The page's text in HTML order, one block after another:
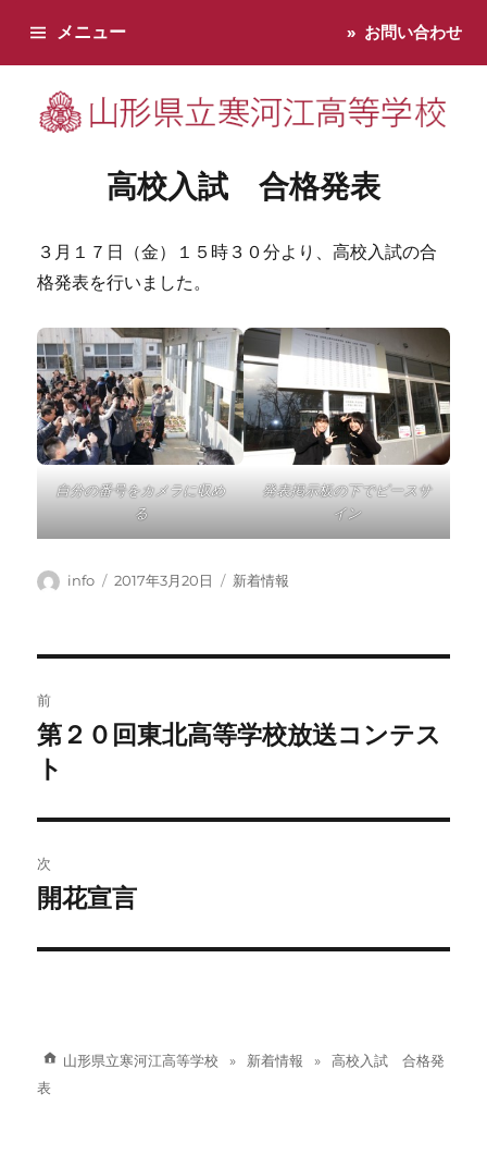
寒河江高校です。学校からのお知らせ、学校生活などお知らせし
メニュー お問い合わせ
高校入試 合格発表
３月１７日（金）１５時３０分より、高校入試の合
格発表を行いました。
自分の番号をカメラに収め
る
発表掲示板の下でピースサ
イン
投
info
投
2017年3月20日
カ
新着情報
稿
ナ
ビ
ゲ
ー
シ
ン
前
前
の
稿:
第２０回東北高等学校放送コンテス
ト
次
次
投
開花宣言
山形県立寒河江高等学校 新着情報
高校入試 合格発
表